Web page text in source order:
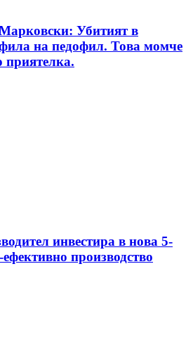
Убитият в
на педофил. Това момче
приятелка.
инвестира в нова 5-
производство